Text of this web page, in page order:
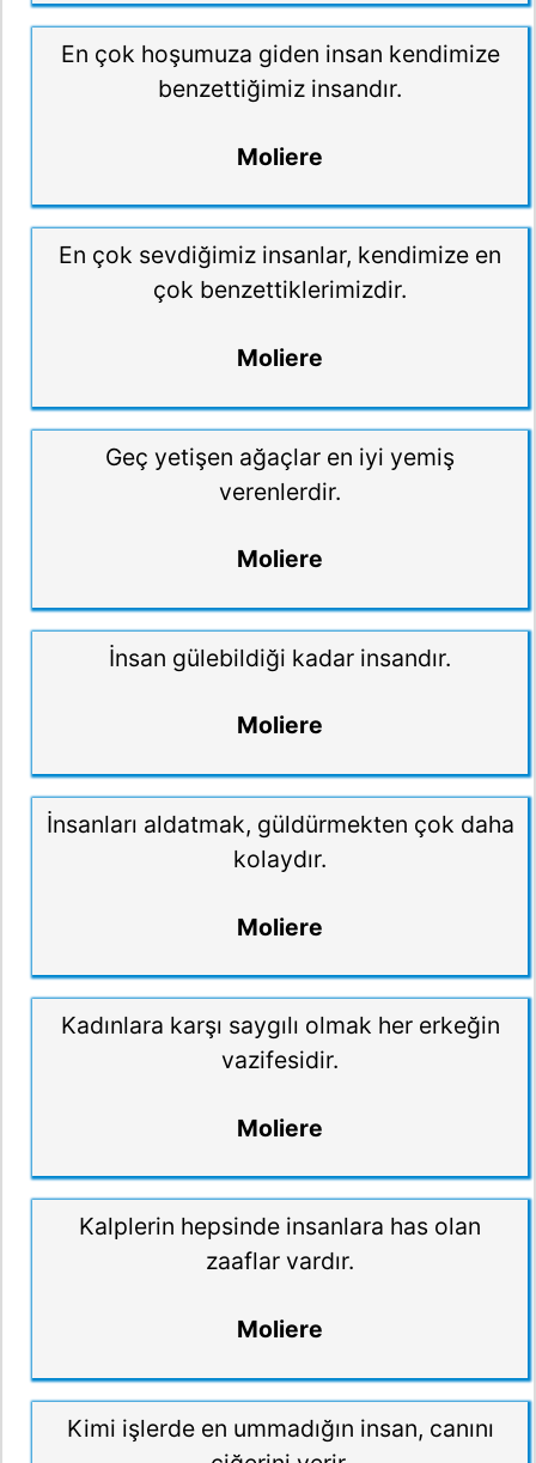
En çok hoşumuza giden insan kendimize
benzettiğimiz insandır.
Moliere
En çok sevdiğimiz insanlar, kendimize en
çok benzettiklerimizdir.
Moliere
Geç yetişen ağaçlar en iyi yemiş
verenlerdir.
Moliere
İnsan gülebildiği kadar insandır.
Moliere
İnsanları aldatmak, güldürmekten çok daha
kolaydır.
Moliere
Kadınlara karşı saygılı olmak her erkeğin
vazifesidir.
Moliere
Kalplerin hepsinde insanlara has olan
zaaflar vardır.
Moliere
Kimi işlerde en ummadığın insan, canını